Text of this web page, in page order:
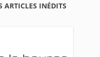
ARTICLES INÉDITS